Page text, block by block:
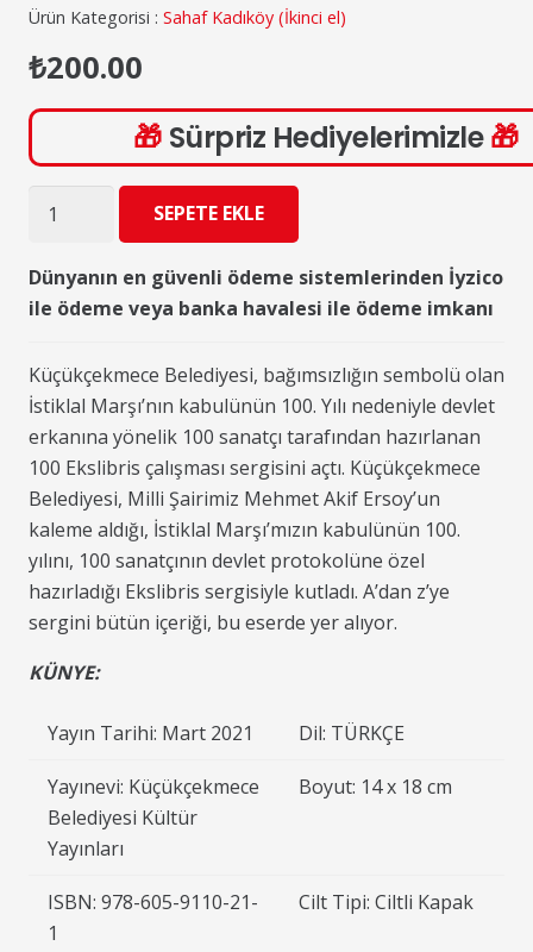
Ürün Kategorisi : Sahaf Kadıköy (İkinci el)
₺200.00
🎁Sürpriz Hediyelerimizle🎁
Yılında
100
adet
SEPETE EKLE
Dünyanın en güvenli ödeme sistemlerinden İyzico
ile ödeme veya banka havalesi ile ödeme imkanı
Küçükçekmece Belediyesi, bağımsızlığın sembolü olan
İstiklal Marşı’nın kabulünün 100. Yılı nedeniyle devlet
erkanına yönelik 100 sanatçı tarafından hazırlanan
100 Ekslibris çalışması sergisini açtı. Küçükçekmece
Belediyesi, Milli Şairimiz Mehmet Akif Ersoy’un
kaleme aldığı, İstiklal Marşı’mızın kabulünün 100.
yılını, 100 sanatçının devlet protokolüne özel
hazırladığı Ekslibris sergisiyle kutladı. A’dan z’ye
sergini bütün içeriği, bu eserde yer alıyor.
KÜNYE:
Yayın Tarihi: Mart 2021 Dil: TÜRKÇE
Yayınevi: Küçükçekmece
Belediyesi Kültür
Yayınları
Boyut: 14 x 18 cm
ISBN: 978-605-9110-21-
1
Cilt Tipi: Ciltli Kapak